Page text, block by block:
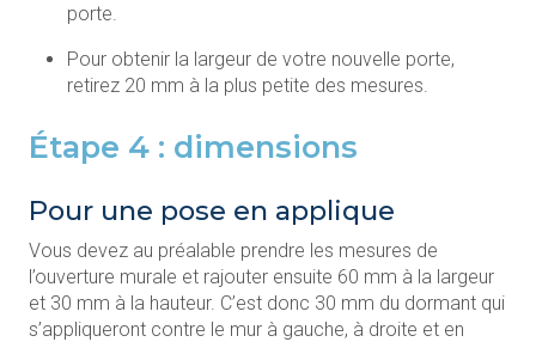
porte.
Pour obtenir la largeur de votre nouvelle porte,
retirez 20 mm à la plus petite des mesures.
Étape 4 : dimensions
Pour une pose en applique
Vous devez au préalable prendre les mesures de
l’ouverture murale et rajouter ensuite 60 mm à la largeur
et 30 mm à la hauteur. C’est donc 30 mm du dormant qui
s’appliqueront contre le mur à gauche, à droite et en